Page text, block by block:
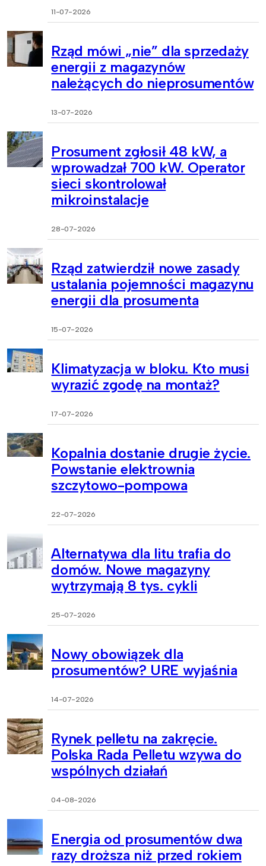
11-07-2026
Rząd mówi „nie” dla sprzedaży
energii z magazynów
należących do nieprosumentów
13-07-2026
Prosument zgłosił 48 kW, a
wprowadzał 700 kW. Operator
sieci skontrolował
mikroinstalacje
28-07-2026
Rząd zatwierdził nowe zasady
ustalania pojemności magazynu
energii dla prosumenta
15-07-2026
Klimatyzacja w bloku. Kto musi
wyrazić zgodę na montaż?
17-07-2026
Kopalnia dostanie drugie życie.
Powstanie elektrownia
szczytowo-pompowa
22-07-2026
Alternatywa dla litu trafia do
domów. Nowe magazyny
wytrzymają 8 tys. cykli
25-07-2026
Nowy obowiązek dla
prosumentów? URE wyjaśnia
14-07-2026
Rynek pelletu na zakręcie.
Polska Rada Pelletu wzywa do
wspólnych działań
04-08-2026
Energia od prosumentów dwa
razy droższa niż przed rokiem